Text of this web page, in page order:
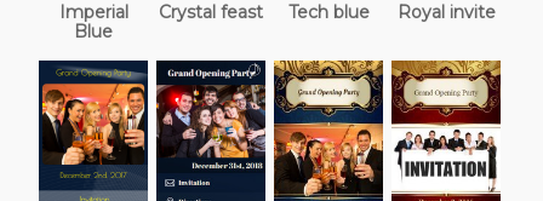
Imperial
Blue
Crystal feast Tech blue Royal invite